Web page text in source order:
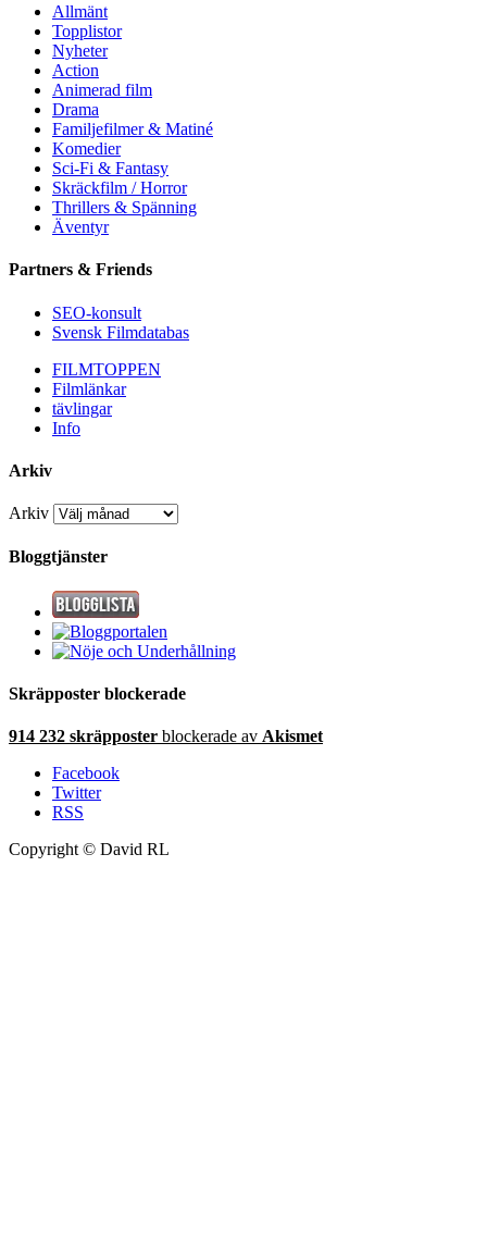
Allmänt
Topplistor
Nyheter
Action
Animerad film
Drama
Familjefilmer & Matiné
Komedier
Sci-Fi & Fantasy
Skräckfilm / Horror
Thrillers & Spänning
Äventyr
Partners & Friends
SEO-konsult
Svensk Filmdatabas
FILMTOPPEN
Filmlänkar
tävlingar
Info
Arkiv
Arkiv
Bloggtjänster
Skräpposter blockerade
914 232 skräpposter blockerade av Akismet
Facebook
Twitter
RSS
Copyright © David RL